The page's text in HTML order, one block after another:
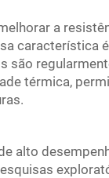
a
característica
térmica,
alto